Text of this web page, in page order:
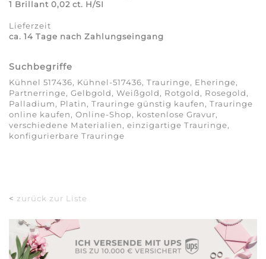
1 Brillant 0,02 ct. H/SI
Lieferzeit
ca. 14 Tage nach Zahlungseingang
Suchbegriffe
Kühnel 517436, Kühnel-517436, Trauringe, Eheringe,
Partnerringe, Gelbgold, Weißgold, Rotgold, Rosegold,
Palladium, Platin, Trauringe günstig kaufen, Trauringe
online kaufen, Online-Shop, kostenlose Gravur,
verschiedene Materialien, einzigartige Trauringe,
konfigurierbare Trauringe
< zurück zur Liste